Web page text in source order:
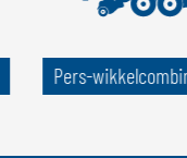
Pers-